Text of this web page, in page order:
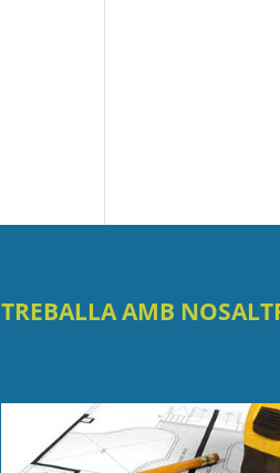
TREBALLA AMB